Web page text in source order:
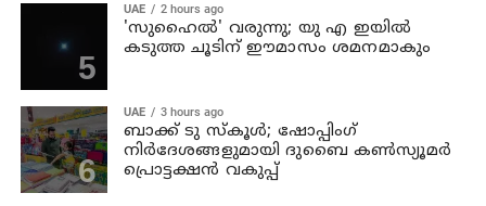
UAE 2 hours ago
'സുഹൈല്‍' വരുന്നു; യു എ ഇയില്‍
കടുത്ത ചൂടിന് ഈമാസം ശമനമാകും
UAE 3 hours ago
ബാക്ക് ടു സ്‌കൂള്‍; ഷോപ്പിംഗ്
നിര്‍ദേശങ്ങളുമായി ദുബൈ കണ്‍സ്യൂമര്‍
പ്രൊട്ടക്ഷന്‍ വകുപ്പ്